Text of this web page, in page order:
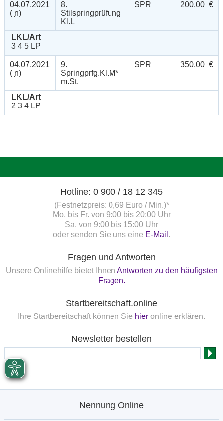
04.07.2021
( n)
8.
Stilspringprüfung
Kl.L
SPR 200,00 €
LKL/Art
3 4 5 LP
04.07.2021
( n)
9.
Springprfg.Kl.M*
m.St.
SPR 350,00 €
LKL/Art
2 3 4 LP
Hotline: 0 900 / 18 12 345
(Festnetzpreis: 0,69 Euro / Min.)*
Mo. bis Fr. von 9:00 bis 20:00 Uhr
Sa. von 9:00 bis 15:00 Uhr
oder senden Sie uns eine E-Mail .
Fragen und Antworten
Unsere Onlinehilfe bietet Ihnen Antworten zu den häufigsten
Fragen.
Startbereitschaft.online
Ihre Startbereitschaft können Sie hier online erklären.
Newsletter bestellen
Nennung Online